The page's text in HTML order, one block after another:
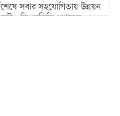
সবার সহযোগিতায় উন্নয়ন
: ডিএনসিসি প্রশাসক